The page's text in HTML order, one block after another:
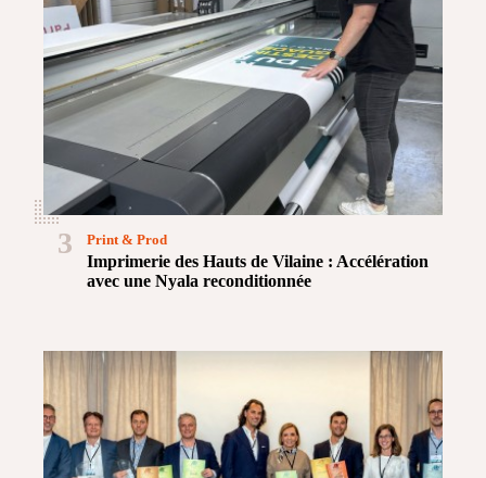
3
Imprimerie des Hauts de Vilaine : Accélération
avec une Nyala reconditionnée
Print & Prod